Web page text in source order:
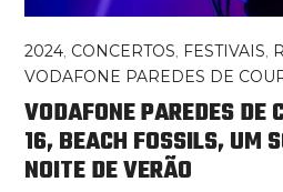
2024, CONCERTOS, FESTIVAIS,
VODAFONE PAREDES DE
VODAFONE PAREDES DE
16, BEACH FOSSILS, UM
NOITE DE VERÃO